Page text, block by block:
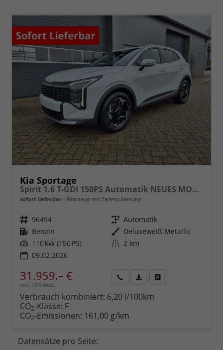
Kia Sportage
Spirit 1.6 T-GDI 150PS Automatik NEUES MODELL MY26 FACELIFT Teil-Leder 18"LM Sitzheizung v+h Lenkradheizung Klimaautomatik ACC Navi Bluetooth Touchscreen Apple CarPlay Android Auto PDC Rückf.Kamera 2x Keyless
sofort lieferbar Fahrzeug mit Tageszulassung
Fahrzeugnr. 96494 Getriebe Automatik
Kraftstoff Benzin Außenfarbe Deluxeweiß Metallic
Leistung 110 kW (150 PS) Kilometerstand 2 km
09.02.2026
31.959,– €
incl. 19% MwSt.
anfordern
Datei,
Verbrauch kombiniert: 6,20 l/100km
CO2-Klasse: F
CO2-Emissionen: 161,00 g/km
Datensätze pro Seite: